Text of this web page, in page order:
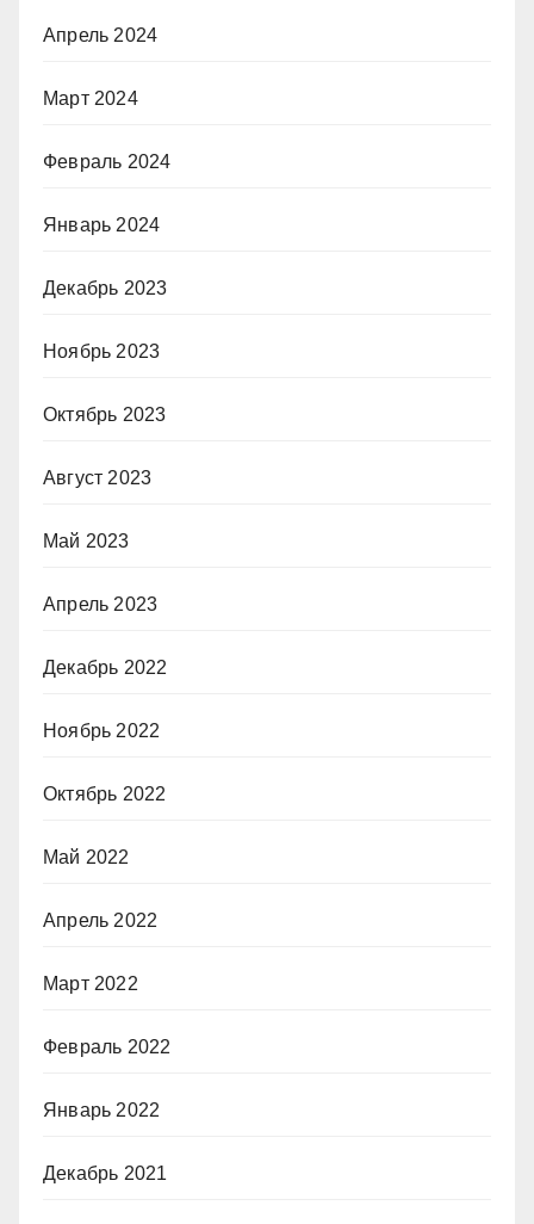
Апрель 2024
Март 2024
Февраль 2024
Январь 2024
Декабрь 2023
Ноябрь 2023
Октябрь 2023
Август 2023
Май 2023
Апрель 2023
Декабрь 2022
Ноябрь 2022
Октябрь 2022
Май 2022
Апрель 2022
Март 2022
Февраль 2022
Январь 2022
Декабрь 2021